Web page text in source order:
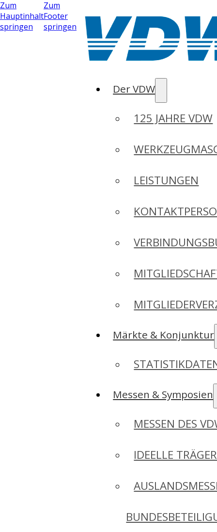
Zum
Hauptinhalt
springen
Zum
Footer
springen
Der VDW
125 JAHRE VDW
LEISTUNGEN
Märkte & Konjunktur
Messen & Symposien
MESSEN DES
IDEELLE